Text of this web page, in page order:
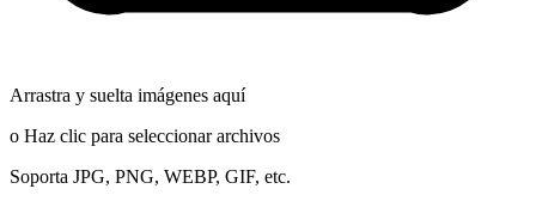
Arrastra y suelta imágenes aquí
o Haz clic para seleccionar archivos
Soporta JPG, PNG, WEBP, GIF, etc.